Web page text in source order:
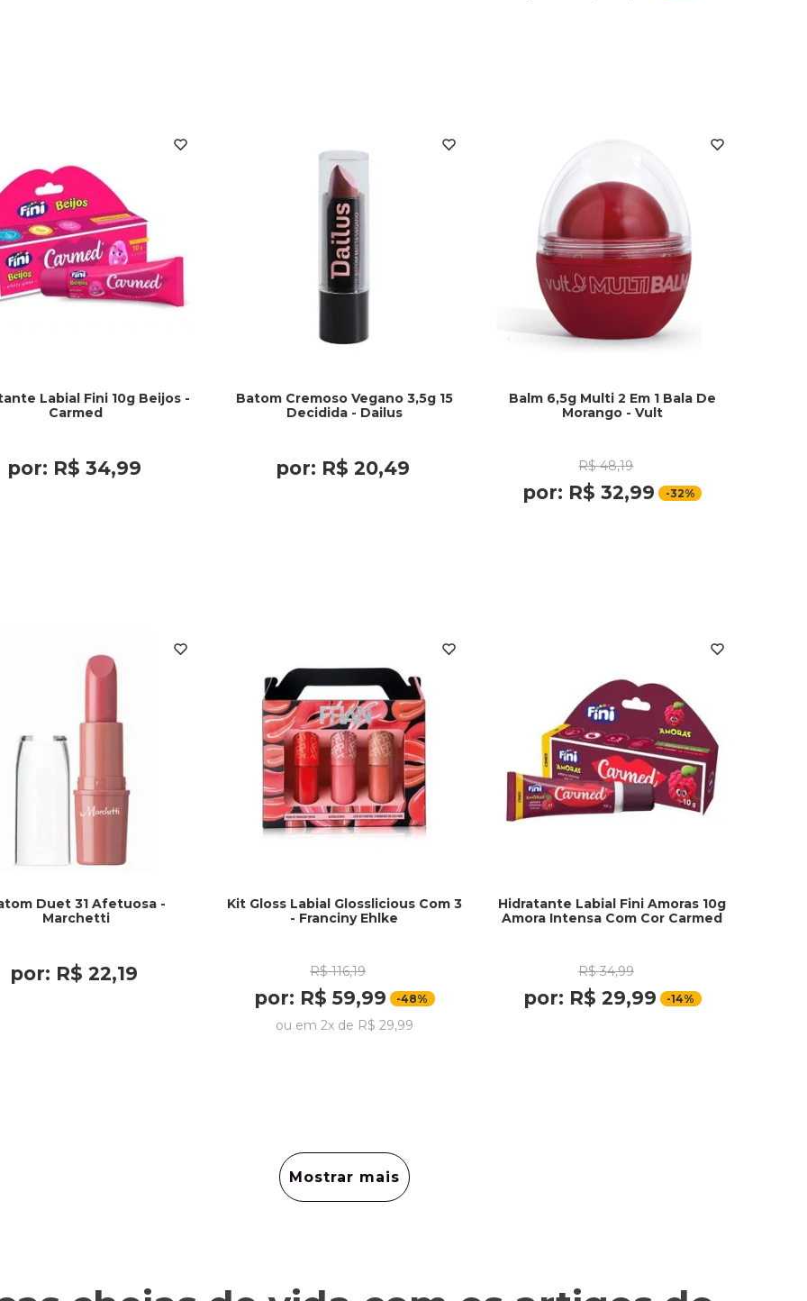
Labial Fini 10g Beijos -
Carmed
por: R$ 34,99
Batom Cremoso Vegano 3,5g 15
Decidida - Dailus
por: R$ 20,49
Balm 6,5g Multi 2 Em 1 Bala De
Morango - Vult
R$ 48,19
por: R$ 32,99 -32%
Duet 31 Afetuosa -
Marchetti
por: R$ 22,19
Kit Gloss Labial Glosslicious Com 3
- Franciny Ehlke
R$ 116,19
por: R$ 59,99 -48%
ou em 2x de R$ 29,99
Hidratante Labial Fini Amoras 10g
Amora Intensa Com Cor Carmed
R$ 34,99
por: R$ 29,99 -14%
Mostrar mais